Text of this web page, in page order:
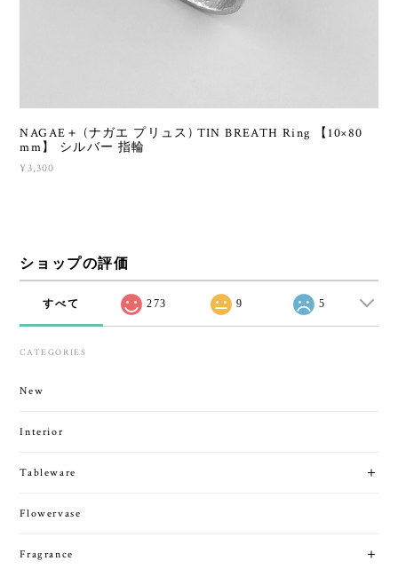
NAGAE＋ (ナガエ プリュス) TIN BREATH Ring 【10×80
mm】 シルバー 指輪
¥3,300
ショップの評価
すべて 273 9 5
CATEGORIES
New
Interior
Tableware
Flowervase
Fragrance